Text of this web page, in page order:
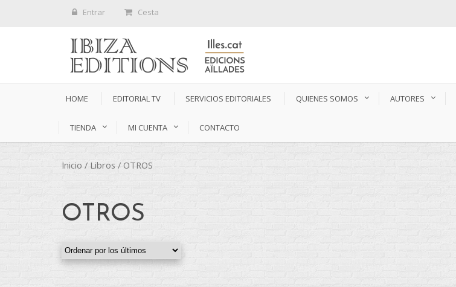
Entrar Cesta
HOME EDITORIAL TV SERVICIOS EDITORIALES QUIENES SOMOS AUTORES
TIENDA MI CUENTA CONTACTO
Inicio / Libros / OTROS
OTROS